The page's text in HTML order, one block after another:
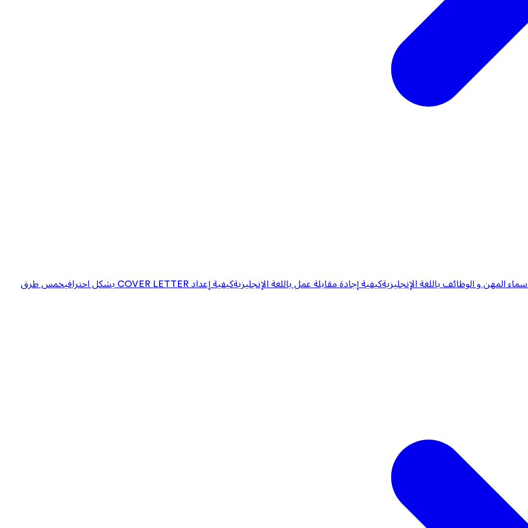
المهن و الوظائف باللغة الإنجليزيةكيفية إجادة مقابلة عمل باللغة الإنجليزيةكيفية إعداد COVER LETTER بشكل احترافي خمس طرق